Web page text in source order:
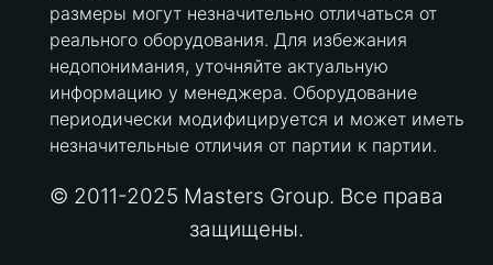
размеры могут незначительно отличаться от
реального оборудования. Для избежания
недопонимания, уточняйте актуальную
информацию у менеджера. Оборудование
периодически модифицируется и может иметь
незначительные отличия от партии к партии.
© 2011-2025 Masters Group. Все права
защищены.